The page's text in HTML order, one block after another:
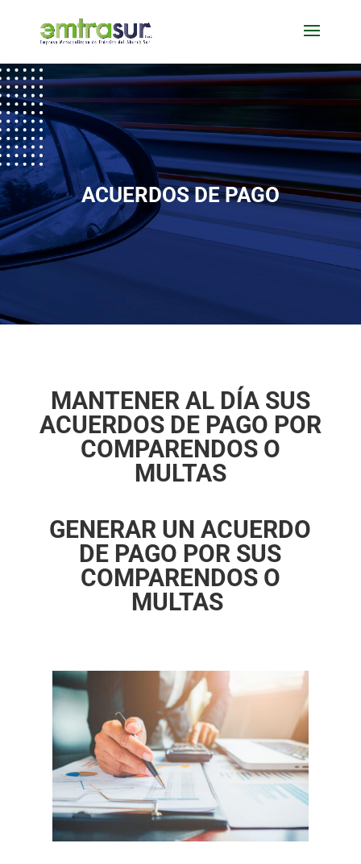
ACUERDOS DE PAGO
MANTENER AL DÍA SUS
ACUERDOS DE PAGO POR
COMPARENDOS O
MULTAS
GENERAR UN ACUERDO
DE PAGO POR SUS
COMPARENDOS O
MULTAS